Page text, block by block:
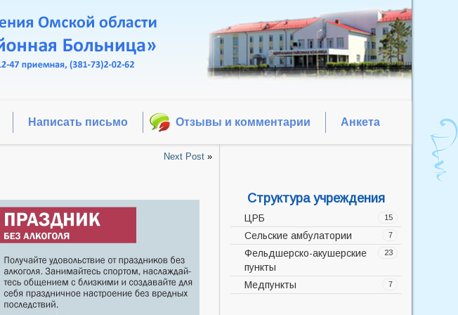
Написать письмо Отзывы и комментарии Анкета
Next Post »
Структура учреждения
15
ЦРБ
Администрация
Акушерско-гинекологическое
отделение
Дневной стационар
7
Сельские амбулатории
Баррикадская врачебная
амбулатория
Боевская врачебная
23
Фельдшерско-акушерские
пункты
Аполлоновский фельдшерско-
7
Медпункты